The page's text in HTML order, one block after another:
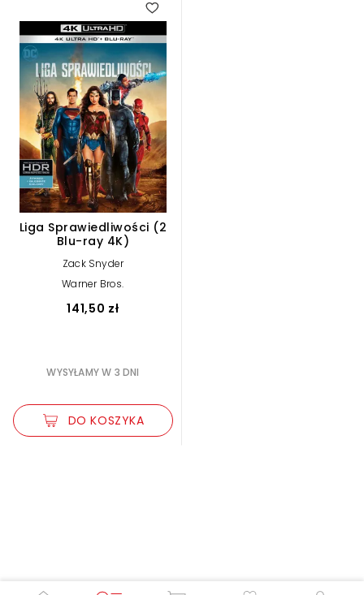
Liga Sprawiedliwości (2
Blu-ray 4K)
Zack Snyder
Warner Bros.
141,50 zł
WYSYŁAMY W 3 DNI
DO KOSZYKA